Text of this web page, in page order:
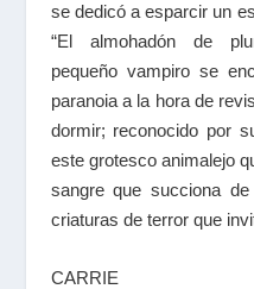
se dedicó a esparcir un
“El almohadón de
pequeño vampiro se
paranoia a la hora de
dormir; reconocido por
este grotesco animalejo
sangre que succiona
criaturas de terror que
CARRIE